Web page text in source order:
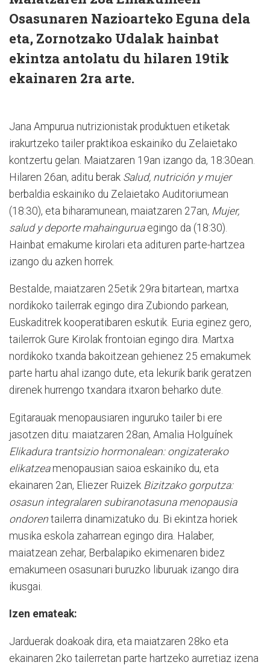
Osasunaren Nazioarteko Eguna dela
eta, Zornotzako Udalak hainbat
ekintza antolatu du hilaren 19tik
ekainaren 2ra arte.
Jana Ampurua nutrizionistak produktuen etiketak
irakurtzeko tailer praktikoa eskainiko du Zelaietako
kontzertu gelan. Maiatzaren 19an izango da, 18:30ean.
Hilaren 26an, aditu berak Salud, nutrición y mujer
berbaldia eskainiko du Zelaietako Auditoriumean
(18:30), eta biharamunean, maiatzaren 27an, Mujer,
salud y deporte mahainguruaegingo da (18:30).
Hainbat emakume kirolari eta adituren parte-hartzea
izango du azken horrek.
Bestalde, maiatzaren 25etik 29ra bitartean, martxa
nordikoko tailerrak egingo dira Zubiondo parkean,
Euskaditrek kooperatibaren eskutik. Euria eginez gero,
tailerrok Gure Kirolak frontoian egingo dira. Martxa
nordikoko txanda bakoitzean gehienez 25 emakumek
parte hartu ahal izango dute, eta lekurik barik geratzen
direnek hurrengo txandara itxaron beharko dute.
Egitarauak menopausiaren inguruko tailer bi ere
jasotzen ditu: maiatzaren 28an, Amalia Holguínek
Elikadura trantsizio hormonalean: ongizaterako
elikatzeamenopausian saioa eskainiko du, eta
ekainaren 2an, Eliezer Ruizek Bizitzako gorputza:
osasun integralaren subiranotasuna menopausia
ondoren tailerra dinamizatuko du. Bi ekintza horiek
musika eskola zaharrean egingo dira. Halaber,
maiatzean zehar, Berbalapiko ekimenaren bidez
emakumeen osasunari buruzko liburuak izango dira
ikusgai.
Izen emateak:
Jarduerak doakoak dira, eta maiatzaren 28ko eta
ekainaren 2ko tailerretan parte hartzeko aurretiaz izena